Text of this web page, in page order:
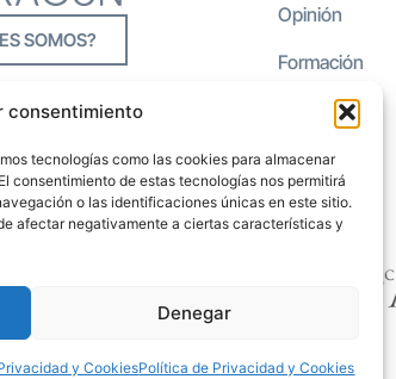
consentimiento
tecnologías como las cookies para almacenar
consentimiento de estas tecnologías nos permitirá
o las identificaciones únicas en este sitio.
afectar negativamente a ciertas características y
Denegar
y CookiesPolítica de Privacidad y Cookies
SOMOS?
Opinión
Formación